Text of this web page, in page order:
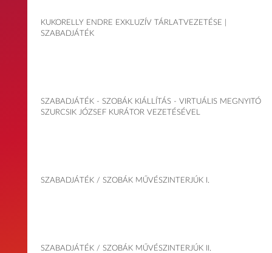
KUKORELLY ENDRE EXKLUZÍV TÁRLATVEZETÉSE |
SZABADJÁTÉK
SZABADJÁTÉK - SZOBÁK KIÁLLÍTÁS - VIRTUÁLIS MEGNYITÓ
SZURCSIK JÓZSEF KURÁTOR VEZETÉSÉVEL
SZABADJÁTÉK / SZOBÁK MŰVÉSZINTERJÚK I.
SZABADJÁTÉK / SZOBÁK MŰVÉSZINTERJÚK II.